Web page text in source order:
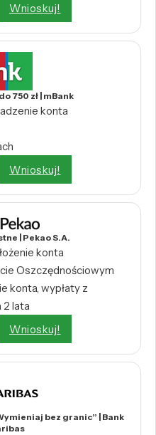
Wnioskuj!
750 zł | mBank
konta
Wnioskuj!
| Pekao S.A.
konta
Oszczędnościowym
konta, wypłaty z
2 lata
Wnioskuj!
bez granic” | Bank